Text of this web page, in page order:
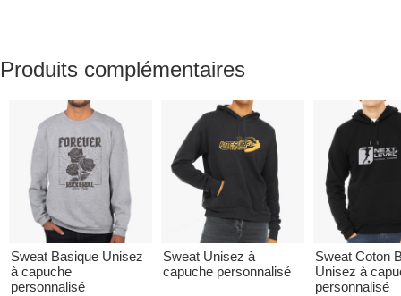
Produits complémentaires
Sweat Basique Unisez
à capuche
personnalisé
Sweat Unisez à
capuche personnalisé
Sweat Coton
Unisez à
personnalisé